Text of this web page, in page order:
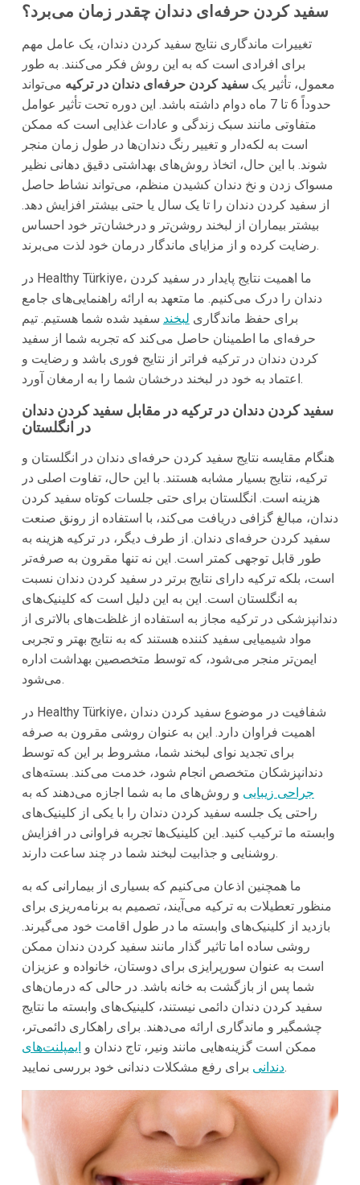
سفید کردن حرفه‌ای دندان چقدر زمان می‌برد؟
تغییرات ماندگاری نتایج سفید کردن دندان، یک عامل مهم
برای افرادی است که به این روش فکر می‌کنند. به طور
معمول، تأثیر یکسفید کردن حرفه‌ای دندان در ترکیه می‌تواند
حدوداً 6 تا 7 ماه دوام داشته باشد. این دوره تحت تأثیر عوامل
متفاوتی مانند سبک زندگی و عادات غذایی است که ممکن
است به لکه‌دار و تغییر رنگ دندان‌ها در طول زمان منجر
شوند. با این حال، اتخاذ روش‌های بهداشتی دقیق دهانی نظیر
مسواک زدن و نخ دندان کشیدن منظم، می‌تواند نشاط حاصل
از سفید کردن دندان را تا یک سال یا حتی بیشتر افزایش دهد.
بیشتر بیماران از لبخند روشن‌تر و درخشان‌تر خود احساس
رضایت کرده و از مزایای ماندگار درمان خود لذت می‌برند.
در Healthy Türkiye، ما اهمیت نتایج پایدار در سفید کردن
دندان را درک می‌کنیم. ما متعهد به ارائه راهنمایی‌های جامع
برای حفظ ماندگاری لبخند سفید شده شما هستیم. تیم
حرفه‌ای ما اطمینان حاصل می‌کند که تجربه شما از سفید
کردن دندان در ترکیه فراتر از نتایج فوری باشد و رضایت و
اعتماد به خود در لبخند درخشان شما را به ارمغان آورد.
سفید کردن دندان در ترکیه در مقابل سفید کردن دندان
در انگلستان
هنگام مقایسه نتایج سفید کردن حرفه‌ای دندان در انگلستان و
ترکیه، نتایج بسیار مشابه هستند. با این حال، تفاوت اصلی در
هزینه است. انگلستان برای حتی جلسات کوتاه سفید کردن
دندان، مبالغ گزافی دریافت می‌کند، با استفاده از رونق صنعت
سفید کردن حرفه‌ای دندان. از طرف دیگر، در ترکیه هزینه به
طور قابل توجهی کمتر است. این نه تنها مقرون به صرفه‌تر
است، بلکه ترکیه دارای نتایج برتر در سفید کردن دندان نسبت
به انگلستان است. این به این دلیل است که کلینیک‌های
دندانپزشکی در ترکیه مجاز به استفاده از غلظت‌های بالاتری از
مواد شیمیایی سفید کننده هستند که به نتایج بهتر و تجربی
ایمن‌تر منجر می‌شود، که توسط متخصصین بهداشت اداره
می‌شود.
در Healthy Türkiye، شفافیت در موضوع سفید کردن دندان
اهمیت فراوان دارد. این به عنوان روشی مقرون به صرفه
برای تجدید نوای لبخند شما، مشروط بر این که توسط
دندانپزشکان متخصص انجام شود، خدمت می‌کند. بسته‌های
جراحی زیبایی و روش‌های ما به شما اجازه می‌دهند که به
راحتی یک جلسه سفید کردن دندان را با یکی از کلینیک‌های
وابسته ما ترکیب کنید. این کلینیک‌ها تجربه فراوانی در افزایش
روشنایی و جذابیت لبخند شما در چند ساعت دارند.
ما همچنین اذعان می‌کنیم که بسیاری از بیمارانی که به
منظور تعطیلات به ترکیه می‌آیند، تصمیم به برنامه‌ریزی برای
بازدید از کلینیک‌های وابسته ما در طول اقامت خود می‌گیرند.
روشی ساده اما تاثیر گذار مانند سفید کردن دندان ممکن
است به عنوان سورپرایزی برای دوستان، خانواده و عزیزان
شما پس از بازگشت به خانه باشد. در حالی که درمان‌های
سفید کردن دندان دائمی نیستند، کلینیک‌های وابسته ما نتایج
چشمگیر و ماندگاری ارائه می‌دهند. برای راهکاری دائمی‌تر،
ممکن است گزینه‌هایی مانند ونیر، تاج دندان و ایمپلنت‌های
دندانیبرای رفع مشکلات دندانی خود بررسی نمایید.